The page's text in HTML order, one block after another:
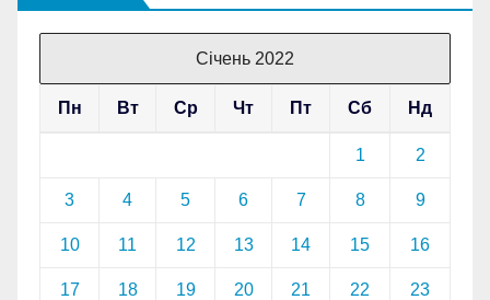
Січень 2022
Пн Вт Ср Чт Пт Сб Нд
1 2
3 4 5 6 7 8 9
10 11 12 13 14 15 16
17 18 19 20 21 22 23